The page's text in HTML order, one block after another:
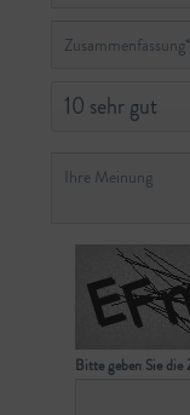
Bitte geben Sie die